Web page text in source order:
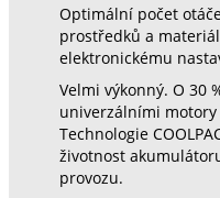
Optimální počet
prostředků a
elektronickému
Velmi výkonný. O 30
univerzálními motory
Technologie
životnost
provozu.